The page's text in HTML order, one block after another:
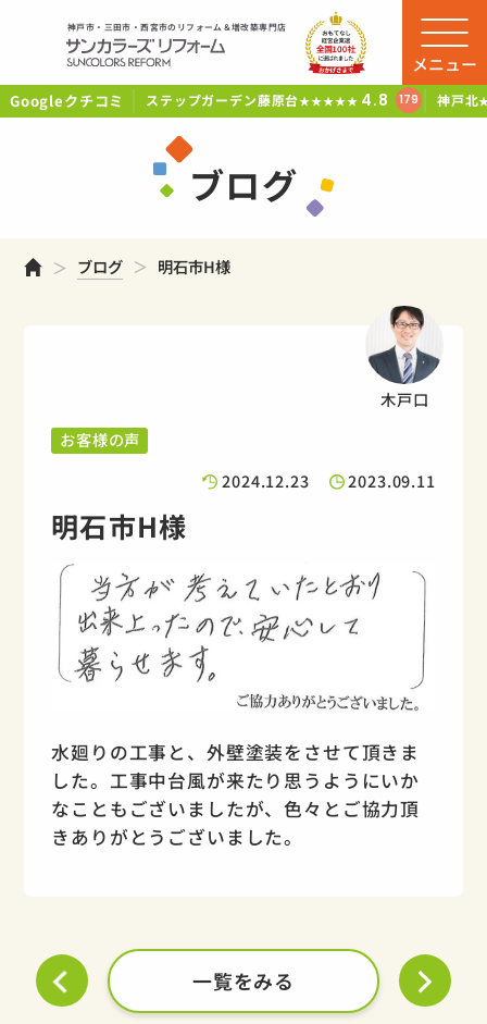
神戸市・三田市・西宮市のリフォーム＆増改築専門店
Googleクチコミ ステップガーデン藤原台★★★★★ 4.8 179 神戸北
メニュー
ブログ
ホームブログ 明石市H様
木戸口
お客様の声
2024.12.23
2023.09.11
明石市H様
水廻りの工事と、外壁塗装をさせて頂きま
した。工事中台風が来たり思うようにいか
なこともございましたが、色々とご協力頂
きありがとうございました。
一覧をみる